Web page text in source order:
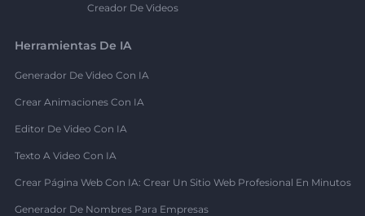
Creador De Videos
Herramientas De IA
Generador De Video Con IA
Crear Animaciones Con IA
Editor De Video Con IA
Texto A Video Con IA
Crear Página Web Con IA: Crear Un Sitio Web Profesional En Minutos
Generador De Nombres Para Empresas